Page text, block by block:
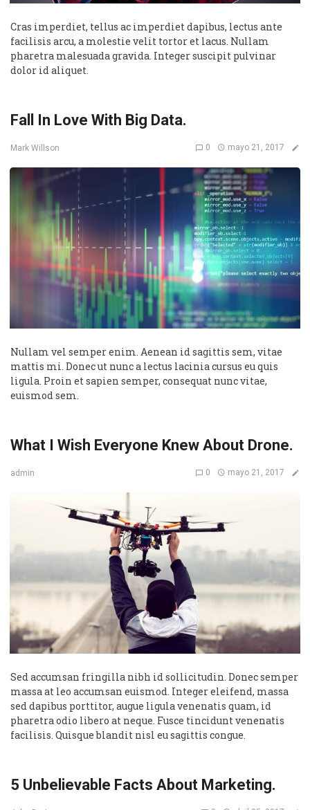
Cras imperdiet, tellus ac imperdiet dapibus, lectus ante
facilisis arcu, a molestie velit tortor et lacus. Nullam
pharetra malesuada gravida. Integer suscipit pulvinar
dolor id aliquet.
Fall In Love With Big Data.
Mark Willson 0 mayo 21, 2017
Nullam vel semper enim. Aenean id sagittis sem, vitae
mattis mi. Donec ut nunc a lectus lacinia cursus eu quis
ligula. Proin et sapien semper, consequat nunc vitae,
euismod sem.
What I Wish Everyone Knew About Drone.
admin 0 mayo 21, 2017
Sed accumsan fringilla nibh id sollicitudin. Donec semper
massa at leo accumsan euismod. Integer eleifend, massa
sed dapibus porttitor, augue ligula venenatis quam, id
pharetra odio libero at neque. Fusce tincidunt venenatis
facilisis. Quisque blandit nisl eu sagittis congue.
5 Unbelievable Facts About Marketing.